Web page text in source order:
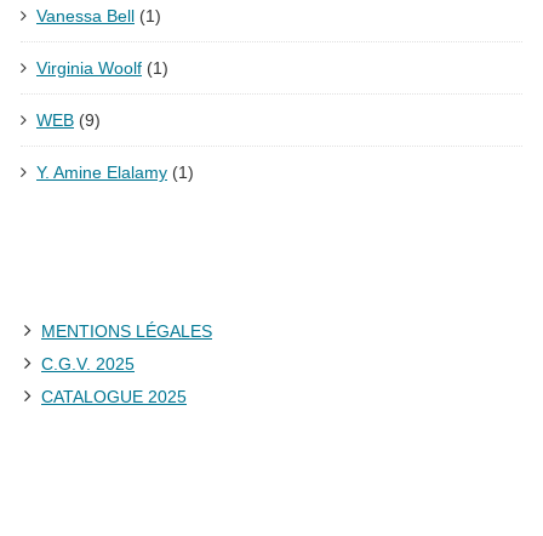
Vanessa Bell (1)
Virginia Woolf (1)
WEB (9)
Y. Amine Elalamy (1)
MENTIONS LÉGALES
C.G.V. 2025
CATALOGUE 2025